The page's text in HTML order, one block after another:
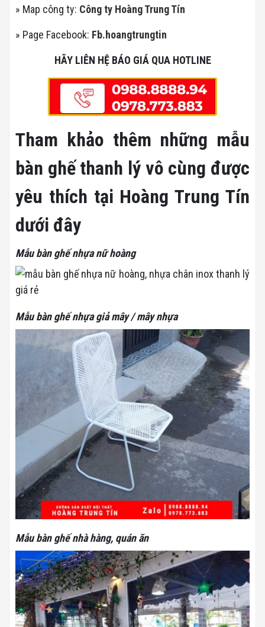
» Map công ty: Công ty Hoàng Trung Tín
» Page Facebook: Fb.hoangtrungtin
HÃY LIÊN HỆ BÁO GIÁ QUA HOTLINE
Tham khảo thêm những mẫu
bàn ghế thanh lý vô cùng được
yêu thích tại Hoàng Trung Tín
dưới đây
Mẫu bàn ghế nhựa nữ hoàng
Mẫu bàn ghế nhựa giả mây / mây nhựa
Mẫu bàn ghế nhà hàng, quán ăn